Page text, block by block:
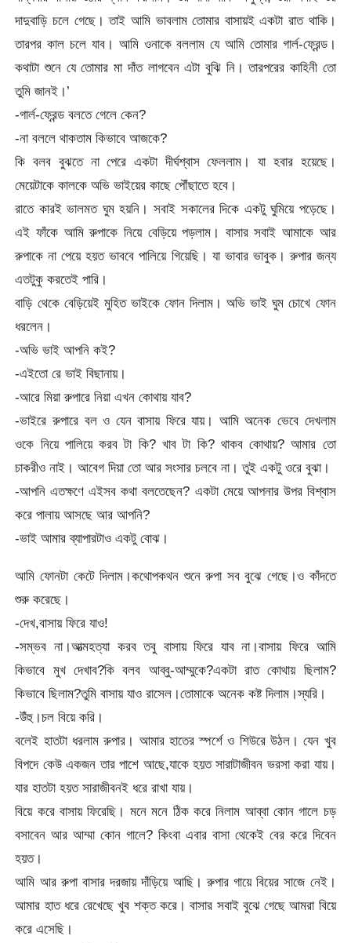
দাদুবাড়ি চলে গেছে। তাই আমি ভাবলাম তোমার বাসায়ই একটা রাত থাকি।
তারপর কাল চলে যাব। আমি ওনাকে বললাম যে আমি তোমার গার্ল-ফ্রেন্ড।
কথাটা শুনে যে তোমার মা দাঁত লাগবেন এটা বুঝি নি। তারপরের কাহিনী তো
তুমি জানই।’
-গার্ল-ফ্রেন্ড বলতে গেলে কেন?
-না বললে থাকতাম কিভাবে আজকে?
কি বলব বুঝতে না পেরে একটা দীর্ঘশ্বাস ফেললাম। যা হবার হয়েছে।
মেয়েটাকে কালকে অভি ভাইয়ের কাছে পৌঁছাতে হবে।
রাতে কারই ভালমত ঘুম হয়নি। সবাই সকালের দিকে একটু ঘুমিয়ে পড়েছে।
এই ফাঁকে আমি রুপাকে নিয়ে বেড়িয়ে পড়লাম। বাসার সবাই আমাকে আর
রুপাকে না পেয়ে হয়ত ভাববে পালিয়ে গিয়েছি। যা ভাবার ভাবুক। রুপার জন্য
এতটুকু করতেই পারি।
বাড়ি থেকে বেড়িয়েই মুহিত ভাইকে ফোন দিলাম। অভি ভাই ঘুম চোখে ফোন
ধরলেন।
-অভি ভাই আপনি কই?
-এইতো রে ভাই বিছানায়।
-আরে মিয়া রুপারে নিয়া এখন কোথায় যাব?
-ভাইরে রুপারে বল ও যেন বাসায় ফিরে যায়। আমি অনেক ভেবে দেখলাম
ওকে নিয়ে পালিয়ে করব টা কি? খাব টা কি? থাকব কোথায়? আমার তো
চাকরীও নাই। আবেগ দিয়া তো আর সংসার চলবে না। তুই একটু ওরে বুঝা।
-আপনি এতক্ষণে এইসব কথা বলতেছেন? একটা মেয়ে আপনার উপর বিশ্বাস
করে পালায় আসছে আর আপনি?
-ভাই আমার ব্যাপারটাও একটু বোঝ।
আমি ফোনটা কেটে দিলাম।কথোপকথন শুনে রুপা সব বুঝে গেছে।ও কাঁদতে
শুরু করেছে।
-দেখ,বাসায় ফিরে যাও!
-সম্ভব না।আত্মহত্যা করব তবু বাসায় ফিরে যাব না।বাসায় ফিরে আমি
কিভাবে মুখ দেখাব?কি বলব আব্বু-আম্মুকে?একটা রাত কোথায় ছিলাম?
কিভাবে ছিলাম?তুমি বাসায় যাও রাসেল।তোমাকে অনেক কষ্ট দিলাম।স্যরি।
-উঁহু।চল বিয়ে করি।
বলেই হাতটা ধরলাম রুপার। আমার হাতের স্পর্শে ও শিউরে উঠল। যেন খুব
বিপদে কেউ একজন তার পাশে আছে,যাকে হয়ত সারাটাজীবন ভরসা করা যায়।
যার হাতটা হয়ত সারাজীবনই ধরে রাখা যায়।
বিয়ে করে বাসায় ফিরেছি। মনে মনে ঠিক করে নিলাম আব্বা কোন গালে চড়
বসাবেন আর আম্মা কোন গালে? কিংবা এবার বাসা থেকেই বের করে দিবেন
হয়ত।
আমি আর রুপা বাসার দরজায় দাঁড়িয়ে আছি। রুপার গায়ে বিয়ের সাজে নেই।
আমার হাত ধরে রেখেছে খুব শক্ত করে। বাসার সবাই বুঝে গেছে আমরা বিয়ে
করে এসেছি।